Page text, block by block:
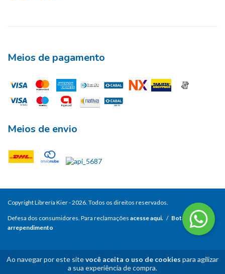
Ao navegar por este sitevocê aceita o uso de cookies para agilizar
a sua experiência de compra.
Meios de pagamento
Meios de envio
Copyright Librería Kier - 2026. Todos os direitos reservados.
Defesa dos consumidores. Para reclamações acesse aqui. / Botão de
arrependimento